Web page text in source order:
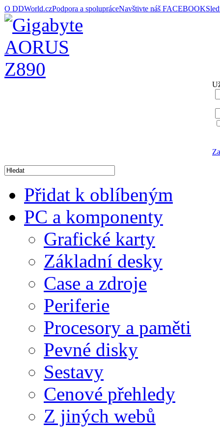
O DDWorld.czPodpora a spolupráceNavštivte náš FACEBOOK
Přidat k oblíbeným
PC a komponenty
Grafické karty
Základní desky
Case a zdroje
Periferie
Procesory a paměti
Pevné disky
Sestavy
Cenové přehledy
Z jiných webů